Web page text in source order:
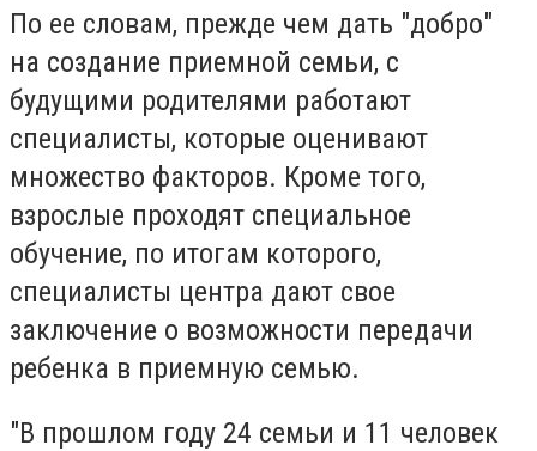
По ее словам, прежде чем дать "добро"
на создание приемной семьи, с
будущими родителями работают
специалисты, которые оценивают
множество факторов. Кроме того,
взрослые проходят специальное
обучение, по итогам которого,
специалисты центра дают свое
заключение о возможности передачи
ребенка в приемную семью.
"В прошлом году 24 семьи и 11 человек